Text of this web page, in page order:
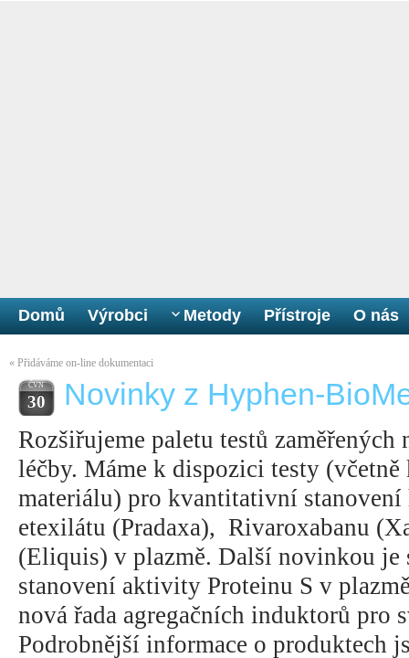
Domů Výrobci Metody Přístroje O nás
« Přidáváme on-line dokumentaci
ČVN
30 Novinky z Hyphen-
Rozšiřujeme paletu testů
léčby. Máme k dispozici testy
materiálu) pro kvantitativní
etexilátu (Pradaxa), Rivaroxabanu
(Eliquis) v plazmě. Další novinkou je
stanovení aktivity Proteinu S v
nová řada agregačních induktorů pro
Podrobnější informace o produktech